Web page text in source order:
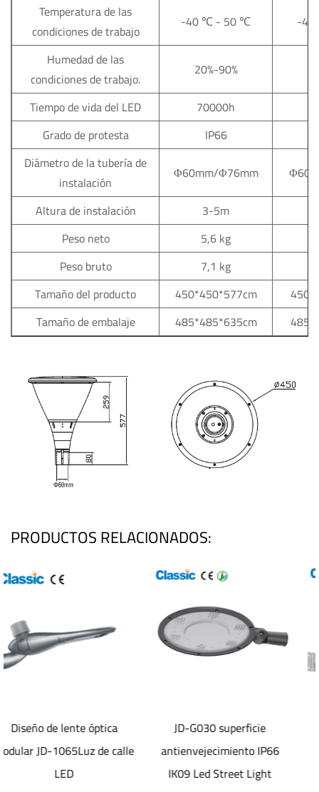
Temperatura de las
condiciones de trabajo
-40℃- 50℃ -40
Humedad de las
condiciones de trabajo.
20%-90%
Tiempo de vida del LED
70000h
Grado de protesta
IP66
Diámetro de la tubería de
instalación
Φ60mm/Φ76mm
Altura de instalación
3-5m
Peso neto
5,6 kg
Peso bruto
7,1 kg
Tamaño del producto
450*450*577cm
Tamaño de embalaje
485*485*635cm
PRODUCTOS RELACIONADOS:
calle
JD-G030 superficie
antienvejecimiento IP66
IK09 Led Street Light
Luz de calle Led
electrostática
antienvejecimiento